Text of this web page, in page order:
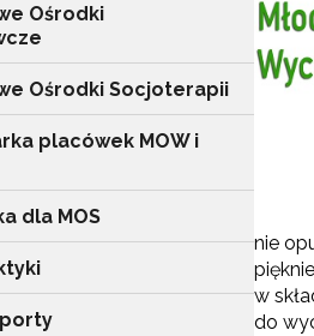
Ośrodki
Ośrodki Socjoterapii
placówek MOW i
dla MOS
nie
w
do